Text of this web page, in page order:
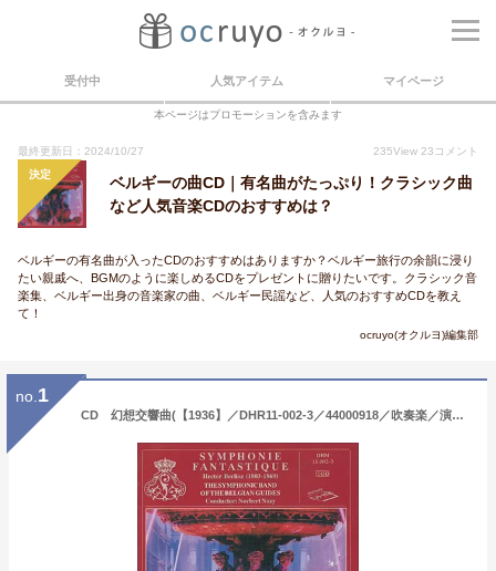
受付中 人気アイテム マイページ
本ページはプロモーションを含みます
最終更新日：2024/10/27 235View 23 コメント
決定
ベルギーの曲CD｜有名曲がたっぷり！クラシック曲
など人気音楽CDのおすすめは？
ベルギーの有名曲が入ったCDのおすすめはありますか？ベルギー旅行の余韻に浸り
たい親戚へ、BGMのように楽しめるCDをプレゼントに贈りたいです。クラシック音
楽集、ベルギー出身の音楽家の曲、ベルギー民謡など、人気のおすすめCDを教え
て！
ocruyo(オクルヨ)編集部
no. 1
CD 幻想交響曲(【1936】／DHR11-002-3／44000918／吹奏楽／演奏：ベルギー・ギィデ交響吹奏楽団／指揮：ノルベール・ノジー／輸入CD（T）)